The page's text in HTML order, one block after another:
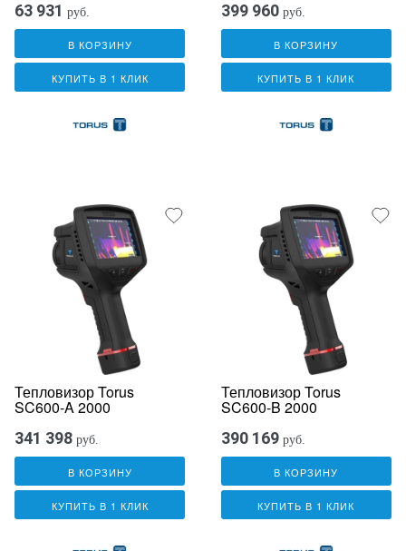
63 931 руб.
В КОРЗИНУ
КУПИТЬ В 1 КЛИК
399 960 руб.
В КОРЗИНУ
КУПИТЬ В 1 КЛИК
Тепловизор Torus
SC600-A 2000
341 398 руб.
В КОРЗИНУ
КУПИТЬ В 1 КЛИК
Тепловизор Torus
SC600-B 2000
390 169 руб.
В КОРЗИНУ
КУПИТЬ В 1 КЛИК